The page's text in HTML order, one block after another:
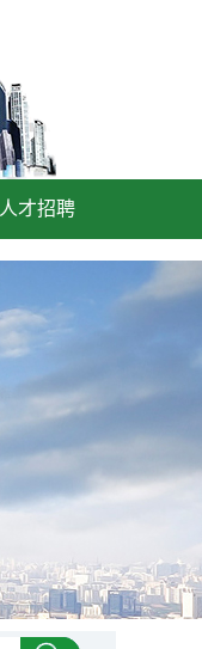
人才招聘